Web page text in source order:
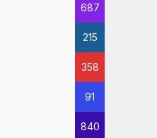
687
215
358
91
840